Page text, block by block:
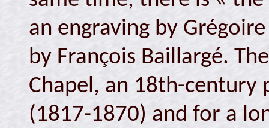
an engraving by
by François Baillargé.
Chapel, an 18th-century
(1817-1870) and for a